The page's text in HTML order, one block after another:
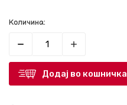
Количина:
Додај во кошничка